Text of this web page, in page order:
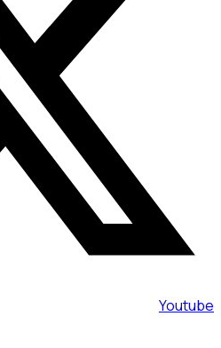
Youtube